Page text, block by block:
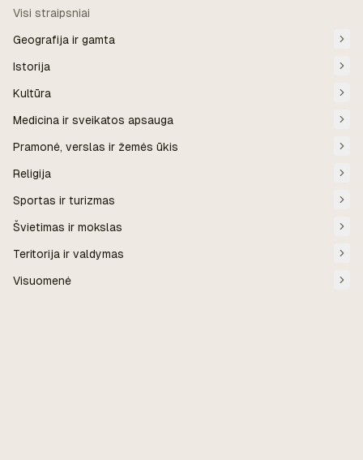
Visi straipsniai
Geografija ir gamta
Istorija
Kultūra
Medicina ir sveikatos apsauga
Pramonė, verslas ir žemės ūkis
Religija
Sportas ir turizmas
Švietimas ir mokslas
Teritorija ir valdymas
Visuomenė